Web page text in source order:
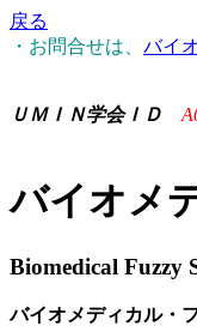
戻る
・お問合せは、 バイ
ＵＭＩＮ学会ＩＤ
バイオメ
Biomedical Fuzzy
バイオメディカル・